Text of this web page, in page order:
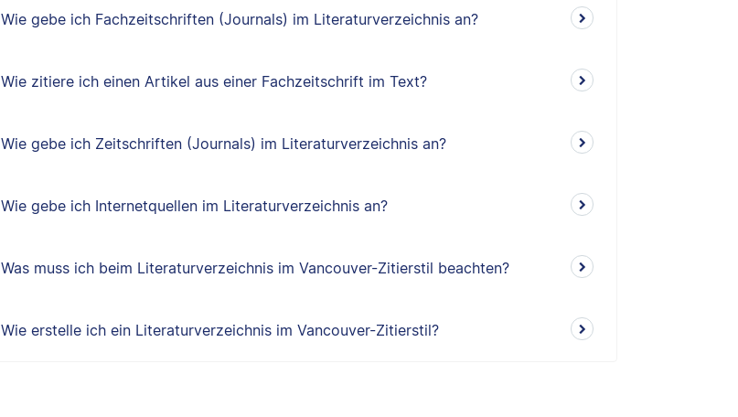
Wie gebe ich Fachzeitschriften (Journals) im Literaturverzeichnis an?
Wie zitiere ich einen Artikel aus einer Fachzeitschrift im Text?
Wie gebe ich Zeitschriften (Journals) im Literaturverzeichnis an?
Wie gebe ich Internetquellen im Literaturverzeichnis an?
Was muss ich beim Literaturverzeichnis im Vancouver-Zitierstil beachten?
Wie erstelle ich ein Literaturverzeichnis im Vancouver-Zitierstil?